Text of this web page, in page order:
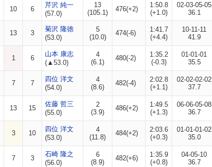
10 6
芹沢 純一
(57.0)
13
(105.1)
476(+2)
1:50.8
(+1.0)
02-03-05-05
36.1
13 3
菊沢 隆徳
(53.0)
5
(10.0)
474(-6)
1:41.7
(+4.4)
10-11-11
41.9
1 6
山本 康志
(▲53.0)
4
(6.1)
480(-2)
1:35.2
(-0.3)
01-01-01
35.5
7 7
四位 洋文
(54.0)
4
(8.6)
482(-4)
2:02.8
(+1.1)
02-02-02-02
37.7
13 15
佐藤 哲三
(55.0)
2
(3.9)
486(+2)
1:49.5
(+1.3)
06-06-05-08
36.7
3 10
四位 洋文
(53.0)
4
(11.8)
484(+2)
2:03.6
(+0.3)
01-01-01-02
35.0
7 3
石崎 隆之
(56.0)
6
(8.9)
482(+6)
1:35.9
(+0.8)
04-05-10
36.7